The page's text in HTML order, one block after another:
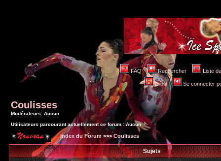
FAQ Rechercher Liste
Profil Se connecter
Coulisses
Modérateurs: Aucun
Utilisateurs parcourant actuellement ce forum : Aucun
Index du Forum >>>Coulisses
Sujets